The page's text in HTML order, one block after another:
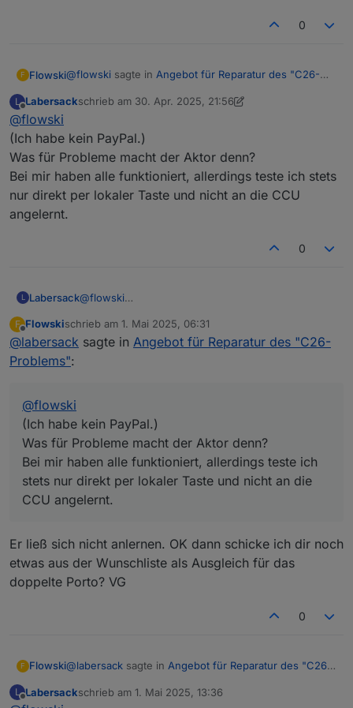
0
F Flowski@flowski sagte in Angebot für Reparatur des "C26-
tätig und hat gelötet. Aber mega dass es jetzt
funktioniert 🫶 vielen Dank und noch ein schönes
Osterfest. Werde dir etwas über die Wunschliste
zukommen lassen 😀
Hey, das Paket kam heute an danke. Habe einen
dimmaktor installiert, der läuft. Beim zweiten hatte ich
Probleme das habe ich nicht geschafft. Nochmal
danke. Schick mir mal bitte dein PayPal damit ich das
mit dem Paket begleichen kann. VG
L
Offline
Labersackschrieb am 30. Apr. 2025, 21:56
zuletzt editiert von Labersack
@flowski
(Ich habe kein PayPal.)
Was für Probleme macht der Aktor denn?
Bei mir haben alle funktioniert, allerdings teste ich stets
nur direkt per lokaler Taste und nicht an die CCU
angelernt.
0
L Labersack@flowski
Was für Probleme macht der Aktor denn?
Bei mir haben alle funktioniert, allerdings teste ich
F
Offline
Flowskischrieb am 1. Mai 2025, 06:31
zuletzt editiert von
@labersack sagte in Angebot für Reparatur des "C26-
Problems":
@flowski
(Ich habe kein PayPal.)
Was für Probleme macht der Aktor denn?
Bei mir haben alle funktioniert, allerdings teste ich
stets nur direkt per lokaler Taste und nicht an die
CCU angelernt.
Er ließ sich nicht anlernen. OK dann schicke ich dir noch
etwas aus der Wunschliste als Ausgleich für das
doppelte Porto? VG
0
F Flowski@labersack sagte in Angebot für Reparatur des "C26-
L
Offline
Labersackschrieb am 1. Mai 2025, 13:36
zuletzt editiert von